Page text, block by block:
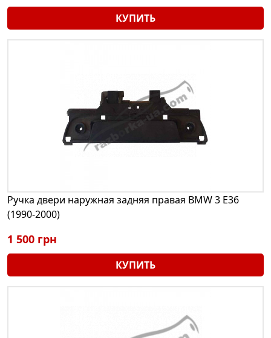
КУПИТЬ
Ручка двери наружная задняя правая BMW 3 E36
(1990-2000)
1 500 грн
КУПИТЬ